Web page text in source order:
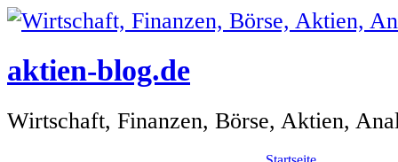
aktien-blog.de
Wirtschaft, Finanzen, Börse, Aktien,